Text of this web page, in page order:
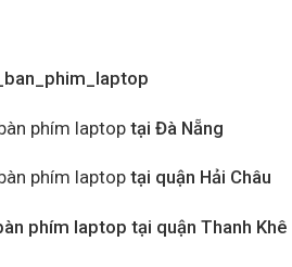
phím laptop tại Đà Nẵng
phím laptop tại quận Hải Châu
phím laptop tại quận Thanh Khê